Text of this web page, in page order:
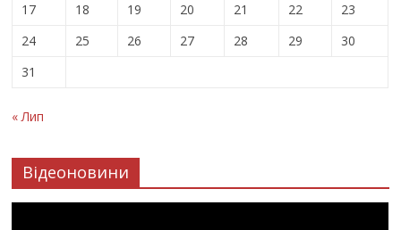
17
18 19 20 21 22
23
24
25 26 27 28 29
30
31
« Лип
Відеоновини